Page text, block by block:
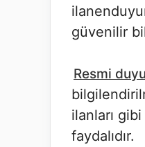
güvenilir
Resmi
ilanları
faydalıdır.